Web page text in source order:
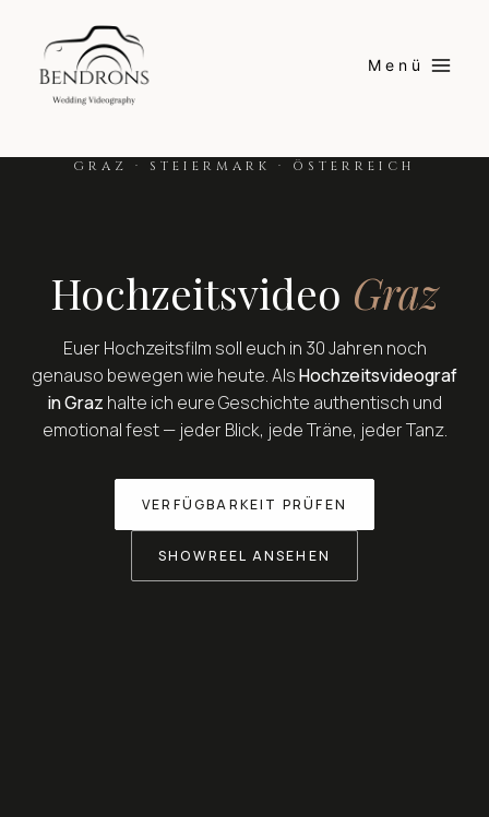
content
Menü
GRAZ · STEIERMARK · ÖSTERREICH
Hochzeitsvideo Graz
Euer Hochzeitsfilm soll euch in 30 Jahren noch
genauso bewegen wie heute. AlsHochzeitsvideograf
in Graz halte ich eure Geschichte authentisch und
emotional fest — jeder Blick, jede Träne, jeder Tanz.
VERFÜGBARKEIT PRÜFEN
SHOWREEL ANSEHEN